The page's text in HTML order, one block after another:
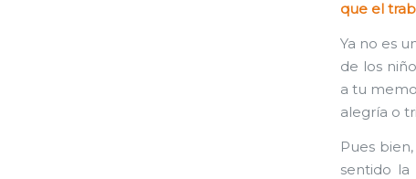
que el
Ya no es
de los
a tu
alegría o
Pues
sentido la